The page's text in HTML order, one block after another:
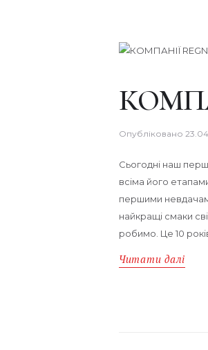
Опубліковано
Сьогодні наш
всіма його
першими
найкращі смаки
робимо. Це 10
Читати далі